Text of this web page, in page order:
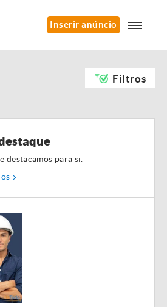
Inserir anúncio
Filtros
destacamos para si.